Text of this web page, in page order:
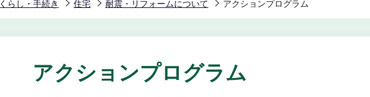
くらし・手続き 住宅 耐震・リフォームについて アクションプログラム
アクションプログラム